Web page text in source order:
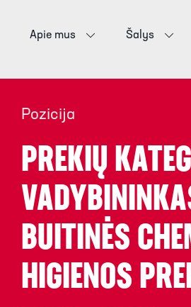
Apie mus Šalys
Pozicija
PREKIŲ
BUITINĖS
HIGIENOS